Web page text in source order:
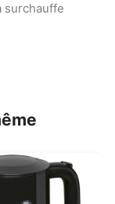
surchauffe